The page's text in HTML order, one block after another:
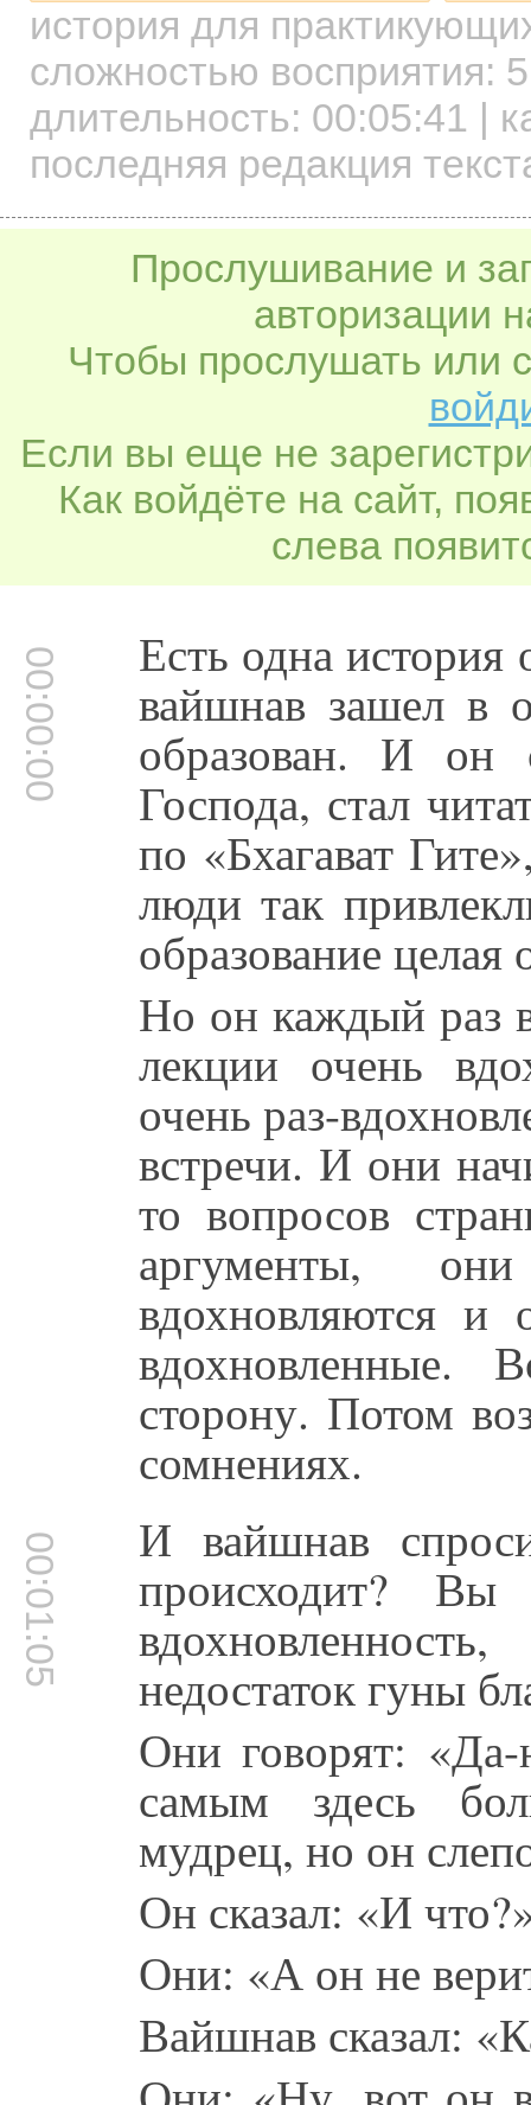
история для
сложностью восприятия: 5
длительность: 00:05:41 |
последняя редакция
Прослушивание и
авторизации
Чтобы прослушать или
Если вы еще не
Как войдёте на сайт,
слева
00:00:00 Есть одна
вайшнав зашел в
образован. И он
Господа, стал
по «Бхагават
люди так
образование
Но он каждый раз
лекции очень
очень раз-
встречи. И они
то вопросов
аргументы,
вдохновляются и
вдохновленные.
сторону. Потом
сомнениях.
00:01:05 И вайшнав
происходит?
недостаток гуны
Они говорят:
самым здесь
мудрец, но он
Он сказал: «И
Они: «А он не
Вайшнав сказал: